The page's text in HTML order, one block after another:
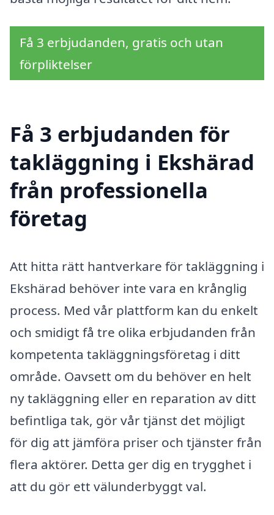
Få 3 erbjudanden, gratis och utan
förpliktelser
Få 3 erbjudanden för
takläggning i Ekshärad
från professionella
företag
Att hitta rätt hantverkare för takläggning i
Ekshärad behöver inte vara en krånglig
process. Med vår plattform kan du enkelt
och smidigt få tre olika erbjudanden från
kompetenta takläggningsföretag i ditt
område. Oavsett om du behöver en helt
ny takläggning eller en reparation av ditt
befintliga tak, gör vår tjänst det möjligt
för dig att jämföra priser och tjänster från
flera aktörer. Detta ger dig en trygghet i
att du gör ett välunderbyggt val.